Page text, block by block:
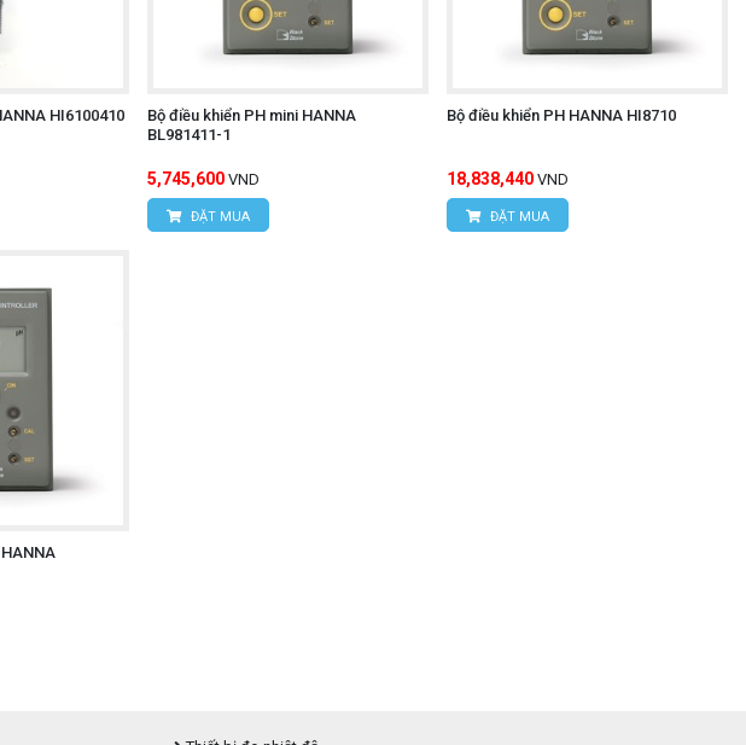
HI6100410
Bộ điều khiển PH mini HANNA
BL981411-1
5,745,600 VND
ĐẶT MUA
Bộ điều khiển PH HANNA HI8710
18,838,440 VND
ĐẶT MUA